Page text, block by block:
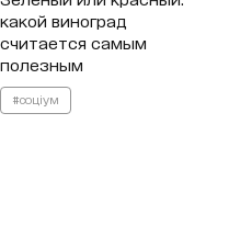
какой виноград
считается самым
полезным
#соціум